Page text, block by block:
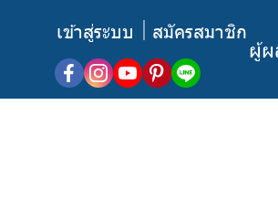
เข้าสู่ระบบ สมัครสมาชิก
ผู้ผ